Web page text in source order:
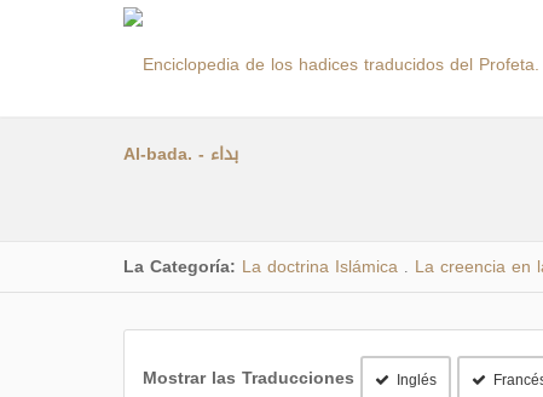
Al-bada. - بداء
La Categoría: La doctrina Islámica La creencia en
Mostrar las Traducciones Inglés